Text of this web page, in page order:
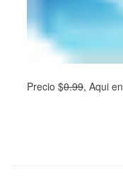
Precio $0.99, Aqui en